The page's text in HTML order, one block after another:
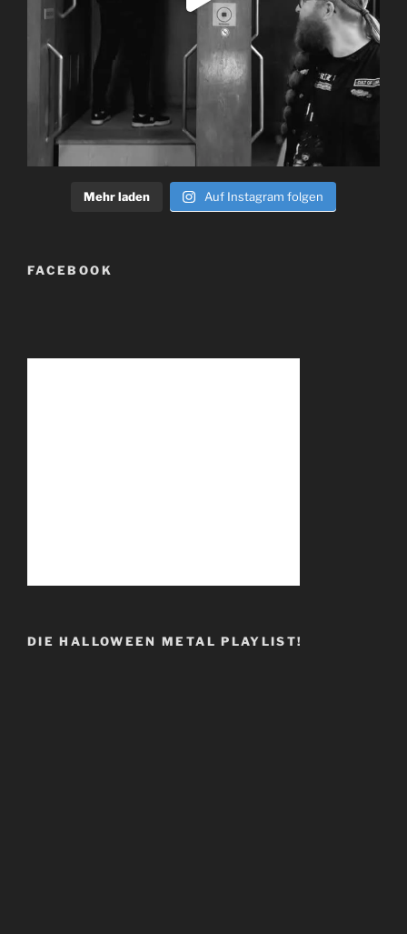
Mehr laden Auf Instagram folgen
FACEBOOK
DIE HALLOWEEN METAL PLAYLIST!